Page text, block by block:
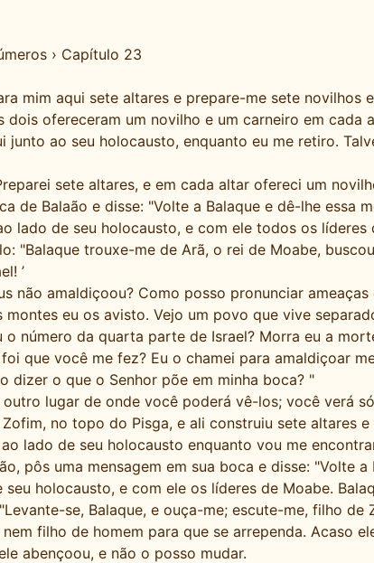
› Capítulo 23
mim aqui sete altares e prepare-me sete novilhos
dois ofereceram um novilho e um carneiro em cada
junto ao seu holocausto, enquanto eu me retiro.
sete altares, e em cada altar ofereci um
de Balaão e disse: "Volte a Balaque e dê-lhe essa
lado de seu holocausto, e com ele todos os líderes
"Balaque trouxe-me de Arã, o rei de Moabe,
’
não amaldiçoou? Como posso pronunciar
eu os avisto. Vejo um povo que vive
número da quarta parte de Israel? Morra eu a
que você me fez? Eu o chamei para amaldiçoar
dizer o que o Senhor põe em minha boca? "
outro lugar de onde você poderá vê-los; você verá
no topo do Pisga, e ali construiu sete altares
lado de seu holocausto enquanto vou me
pôs uma mensagem em sua boca e disse: "Volte a
holocausto, e com ele os líderes de Moabe.
se, Balaque, e ouça-me; escute-me, filho de
filho de homem para que se arrependa. Acaso
abençoou, e não o posso mudar.